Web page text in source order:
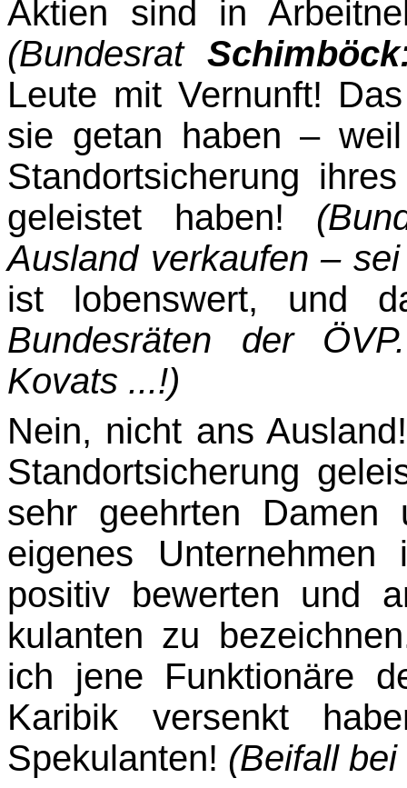
Aktien sind in
(Bundesrat
Leute mit Vernunft!
sie getan haben –
Stand­ortsicherung
geleistet haben!
Ausland verkaufen –
ist lobenswert, und
Bundesräten der
Kovats ...!)
Nein, nicht ans
Standortsicherung
sehr geehrten
eigenes
positiv bewerten und
kulanten zu
ich jene Funktionäre
Karibik versenkt
Spekulanten! (Beifall bei